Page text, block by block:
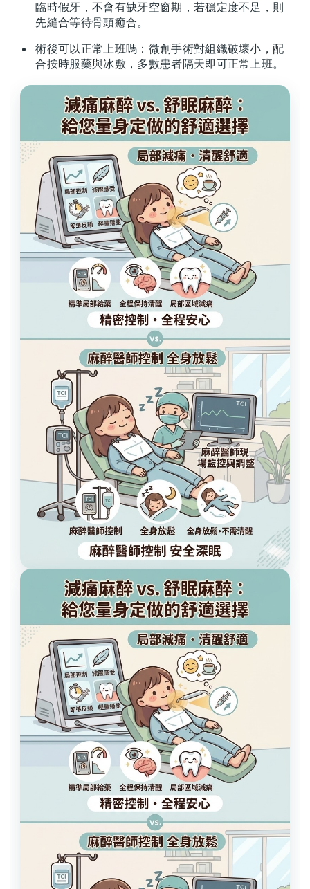
臨時假牙，不會有缺牙空窗期，若穩定度不足，則
先縫合等待骨頭癒合。
術後可以正常上班嗎：微創手術對組織破壞小，配
合按時服藥與冰敷，多數患者隔天即可正常上班。